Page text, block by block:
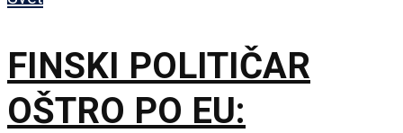
FINSKI POLITIČAR
OŠTRO PO EU: